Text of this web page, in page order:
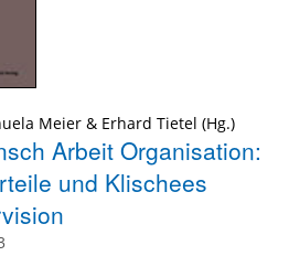
Meier & Erhard Tietel
Arbeit Organisation:
und Klischees